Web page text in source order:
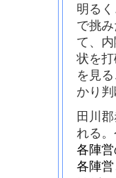
明る
で挑
て、
状を
を見
かり
田川
れる。
各陣
各陣